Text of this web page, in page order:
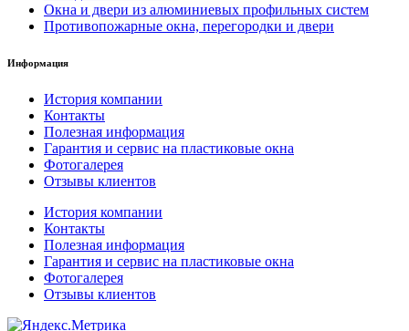
Окна и двери из алюминиевых профильных систем
Противопожарные окна, перегородки и двери
Информация
История компании
Контакты
Полезная информация
Гарантия и сервис на пластиковые окна
Фотогалерея
Отзывы клиентов
История компании
Контакты
Полезная информация
Гарантия и сервис на пластиковые окна
Фотогалерея
Отзывы клиентов